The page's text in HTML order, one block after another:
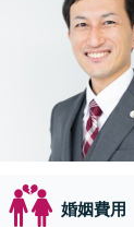
婚姻費用